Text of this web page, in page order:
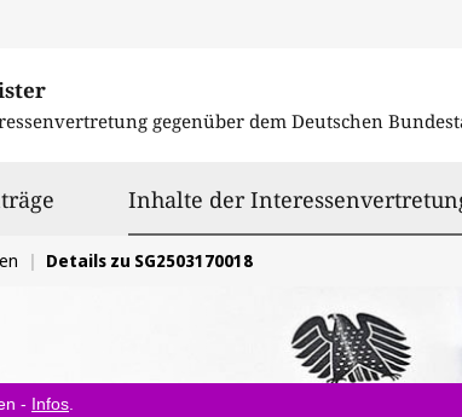
gegenüber dem Deutschen
Inhalte der
Details zu SG2503170018
- Infos